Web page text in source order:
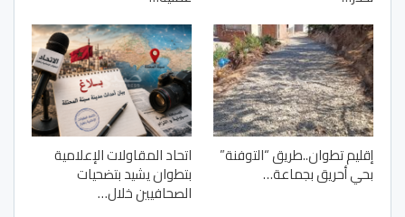
إقليم تطوان..طريق “التوفنة”
بحي أحريق بجماعة…
اتحاد المقاولات الإعلامية
بتطوان يشيد بتضحيات
الصحافيين خلال…